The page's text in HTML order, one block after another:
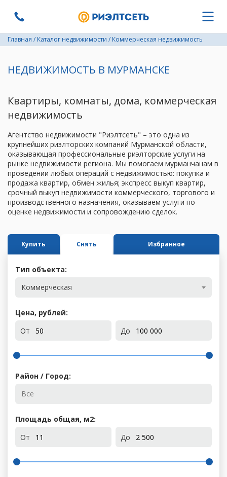
Главная / Каталог недвижимости / Коммерческая недвижимость
НЕДВИЖИМОСТЬ В МУРМАНСКЕ
Квартиры, комнаты, дома, коммерческая
недвижимость
Агентство недвижимости "Риэлтсеть" – это одна из
крупнейших риэлторских компаний Мурманской области,
оказывающая профессиональные риэлторские услуги на
рынке недвижимости региона. Мы помогаем мурманчанам в
проведении любых операций с недвижимостью: покупка и
продажа квартир, обмен жилья; экспресс выкуп квартир,
срочный выкуп недвижимости коммерческого, торгового и
производственного назначения, оказываем услуги по
оценке недвижимости и сопровождению сделок.
Купить Снять Избранное
Тип объекта:
Коммерческая
Цена, рублей:
От
До
Район / Город:
Площадь общая, м2:
От
До